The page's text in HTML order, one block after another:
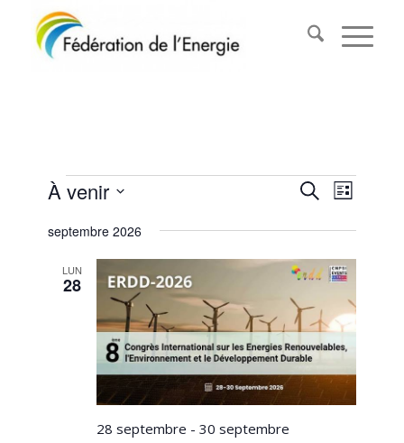
Évènements
de
vues
Recherche
de
vues
Liste
À venir
une
septembre 2026
LUN
28
28 septembre -30 septembre